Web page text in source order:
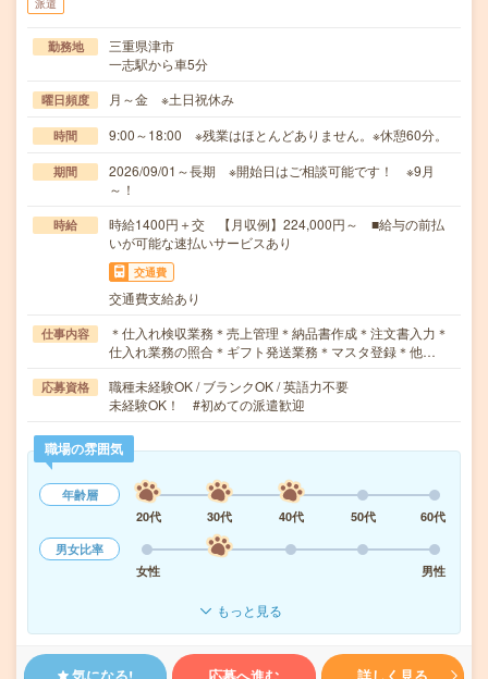
派遣
勤務地
三重県津市
一志駅から車5分
曜日頻度 月～金 ※土日祝休み
時間 9:00～18:00 ※残業はほとんどありません。※休憩60分。
期間
2026/09/01～長期 ※開始日はご相談可能です！ ※9月
～！
時給
時給1400円＋交 【月収例】224,000円～ ■給与の前払
いが可能な速払いサービスあり
交通費
交通費支給あり
仕事内容
＊仕入れ検収業務＊売上管理＊納品書作成＊注文書入力＊
仕入れ業務の照合＊ギフト発送業務＊マスタ登録＊他…
応募資格
職種未経験OK / ブランクOK / 英語力不要
未経験OK！ #初めての派遣歓迎
職場の雰囲気
年齢層
20代
30代 40代 50代
60代
男女比率
女性
男性
もっと見る